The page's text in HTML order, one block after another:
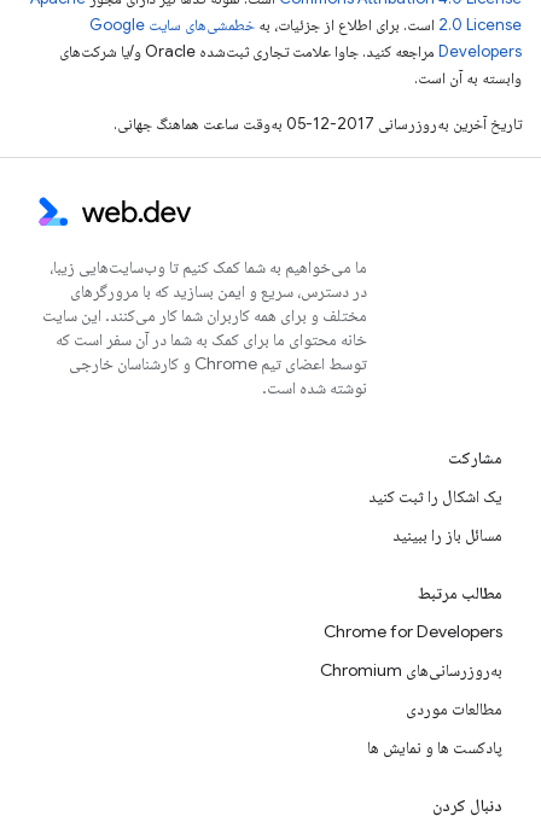
2.0 License است. برای اطلاع از جزئیات، به
خطمشی‌های سایت Google
Developers‏
مراجعه کنید. جاوا علامت تجاری ثبت‌شده Oracle و/یا شرکت‌های
وابسته به آن است.
تاریخ آخرین به‌روزرسانی 2017-12-05 به‌وقت ساعت هماهنگ جهانی.
ما می‌خواهیم به شما کمک کنیم تا وب‌سایت‌هایی زیبا،
در دسترس، سریع و ایمن بسازید که با مرورگرهای
مختلف و برای همه کاربران شما کار می‌کنند. این سایت
خانه محتوای ما برای کمک به شما در آن سفر است که
توسط اعضای تیم Chrome و کارشناسان خارجی
نوشته شده است.
مشارکت
یک اشکال را ثبت کنید
مسائل باز را ببینید
مطالب مرتبط
Chrome for Developers
به‌روزرسانی‌های Chromium
مطالعات موردی
پادکست ها و نمایش ها
دنبال کردن